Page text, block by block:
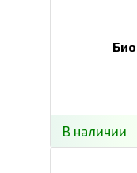
В наличии